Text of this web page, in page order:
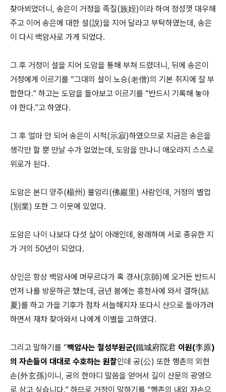
찾아뵈었더니, 송은이 거정을 족질(族姪)이라 하여 정성껏 대우해
주고 이어 송은에 대한 설(說)을 지어 달라고 부탁하였는데, 송은
이 다시 백암사로 가게 되었다.
그 후 거정이 설을 지어 도암을 통해 부쳐 드렸더니, 뒤에 송은이
거정에게 이르기를 “그대의 설이 노승(老僧)의 기본 취지에 잘 부
합한다.” 하고는 도암을 돌아보고 이르기를 “반드시 기록해 놓아
야 한다.”고 하였다.
그 후 얼마 안 되어 송은이 시적(示寂)하였으므로 지금은 송은을
생각만 할 뿐 만날 수가 없었는데, 도암을 만나니 애오라지 스스로
위로가 된다.
도암은 본디 양주(楊州) 불암리(佛巖里) 사람인데, 거정의 별업
(別業) 또한 그 이웃에 있었다.
도암은 나이 나보다 다섯 살이 아래인데, 왕래하며 서로 종유한 지
가 거의 50년이 되었다.
상인은 항상 백암사에 머무르다가 혹 경사(京師)에 오거든 반드시
먼저 나를 방문하곤 했는데, 금년 봄에는 흥천사에 와서 결하(結
夏)를 하고 가을 기후가 점차 서늘해지자 또다시 산으로 돌아가려
하면서 재차 찾아와서 나에게 이별을 고하였다.
그리고 말하기를 “백암사는 철성부원군(鐵城府院君 이원(李原)
의 자손들이 대대로 수호하는 원찰인데 공(公) 또한 행촌의 외현
손(外玄孫)이니, 공의 한마디 말씀을 얻어서 길이 산문의 광영으
로 삼고 싶습니다.” 하므로 거정이 말하기를 “행촌의 내외 자손으